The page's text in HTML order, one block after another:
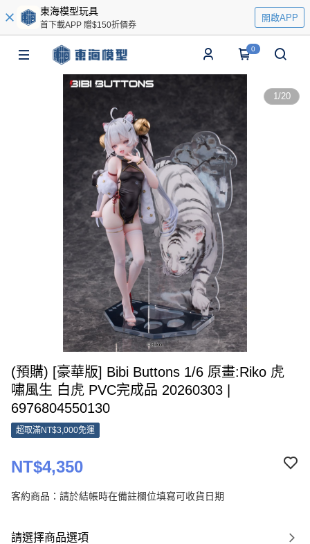
東海模型玩具
首下載APP 贈$150折價券
開啟APP
0
1/20
(預購) [豪華版] Bibi Buttons 1/6 原畫:Riko 虎
嘯風生 白虎 PVC完成品 20260303 |
6976804550130
超取滿NT$3,000免運
NT$4,350
客約商品：請於結帳時在備註欄位填寫可收貨日期
請選擇商品選項